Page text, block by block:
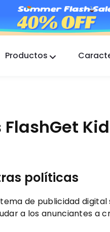
Productos
La seguridad
responsabilidad.
políticas
de publicidad
a los anunciantes